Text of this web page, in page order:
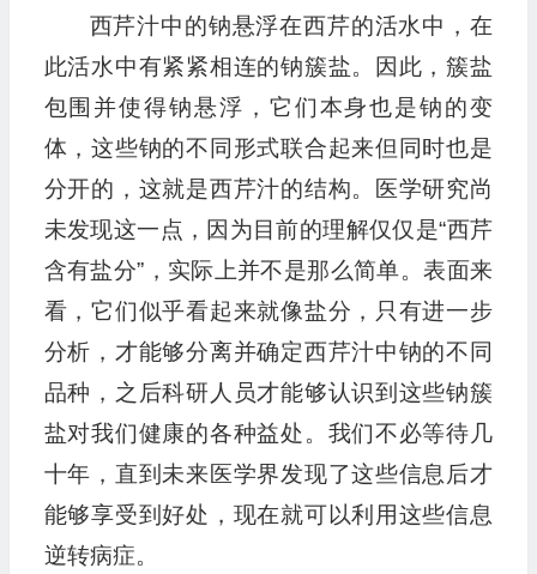
西芹汁中的钠悬浮在西芹的活水中，在
此活水中有紧紧相连的钠簇盐。因此，簇盐
包围并使得钠悬浮，它们本身也是钠的变
体，这些钠的不同形式联合起来但同时也是
分开的，这就是西芹汁的结构。医学研究尚
未发现这一点，因为目前的理解仅仅是“西芹
含有盐分”，实际上并不是那么简单。表面来
看，它们似乎看起来就像盐分，只有进一步
分析，才能够分离并确定西芹汁中钠的不同
品种，之后科研人员才能够认识到这些钠簇
盐对我们健康的各种益处。我们不必等待几
十年，直到未来医学界发现了这些信息后才
能够享受到好处，现在就可以利用这些信息
逆转病症。